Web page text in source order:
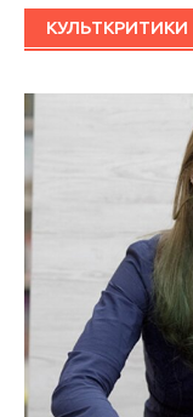
КУЛЬТКРИТИКИ